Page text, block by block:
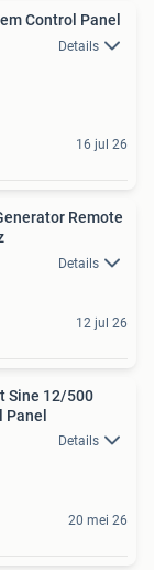
Control Panel
Details
16 jul 26
Remote
Details
12 jul 26
Sine 12/500
Details
20 mei 26